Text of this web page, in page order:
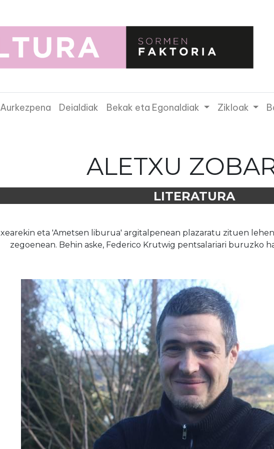
Aurkezpena Deialdiak Bekak eta Egonaldiak Zikloak
ALETXU
LITERATURA
eta 'Ametsen liburua' argitalpenean plazaratu zituen
zegoenean. Behin aske, Federico Krutwig pentsalariari buruzko